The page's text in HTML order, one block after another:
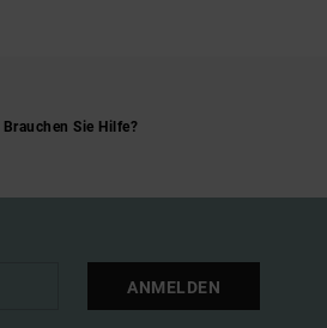
Brauchen Sie Hilfe?
ANMELDEN